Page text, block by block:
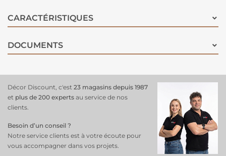
CARACTÉRISTIQUES
DOCUMENTS
Décor Discount, c'est 23 magasins depuis 1987
et plus de 200 experts au service de nos
clients.
Besoin d’un conseil ?
Notre service clients est à votre écoute pour
vous accompagner dans vos projets.